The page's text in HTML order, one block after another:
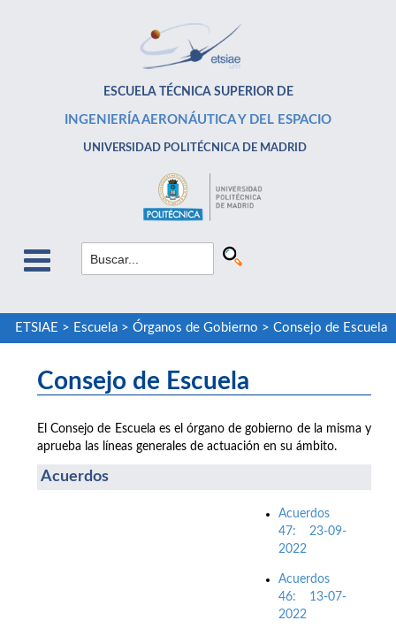
ESCUELA TÉCNICA SUPERIOR DE
INGENIERÍA AERONÁUTICA Y DEL ESPACIO
UNIVERSIDAD POLITÉCNICA DE MADRID
ETSIAE > Escuela> Órganos de Gobierno > Consejo de Escuela
Consejo de Escuela
El Consejo de Escuela es el órgano de gobierno de la misma y
aprueba las líneas generales de actuación en su ámbito.
Acuerdos
Acuerdos
47: 23-09-
2022
Acuerdos
46: 13-07-
2022